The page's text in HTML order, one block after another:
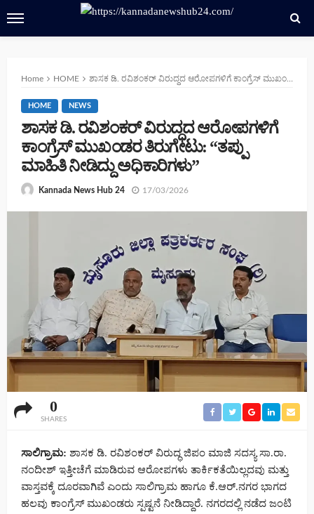
Home HOME ಶಾಸಕ ಡಿ. ರವಿಶಂಕರ್ ವಿರುದ್ಧದ ಆರೋಪಗಳಿಗೆ ಕಾಂಗ್ರೆಸ್ ಮುಖಂಡರ ತಿರುಗೇಟು: “ತಪ್ಪು ಮಾಹಿತಿ ನೀಡಿದ್ದು ಅಧಿಕಾರಿಗಳು”
HOME NEWS
ಶಾಸಕ ಡಿ. ರವಿಶಂಕರ್ ವಿರುದ್ಧದ ಆರೋಪಗಳಿಗೆ
ಕಾಂಗ್ರೆಸ್ ಮುಖಂಡರ ತಿರುಗೇಟು: “ತಪ್ಪು
ಮಾಹಿತಿ ನೀಡಿದ್ದು ಅಧಿಕಾರಿಗಳು”
Kannada News Hub 24 17/03/2026
0
SHARES
ಸಾಲಿಗ್ರಾಮ: ಶಾಸಕ ಡಿ. ರವಿಶಂಕರ್ ವಿರುದ್ಧ ಜಿಪಂ ಮಾಜಿ ಸದಸ್ಯ ಸಾ.ರಾ.
ನಂದೀಶ್ ಇತ್ತೀಚೆಗೆ ಮಾಡಿರುವ ಆರೋಪಗಳು ತಾರ್ಕಿಕತೆಯಿಲ್ಲದವು ಮತ್ತು
ವಾಸ್ತವಕ್ಕೆ ದೂರವಾಗಿವೆ ಎಂದು ಸಾಲಿಗ್ರಾಮ ಹಾಗೂ ಕೆ.ಆರ್.ನಗರ ಭಾಗದ
ಹಲವು ಕಾಂಗ್ರೆಸ್ ಮುಖಂಡರು ಸ್ಪಷ್ಟನೆ ನೀಡಿದ್ದಾರೆ. ನಗರದಲ್ಲಿ ನಡೆದ ಜಂಟಿ